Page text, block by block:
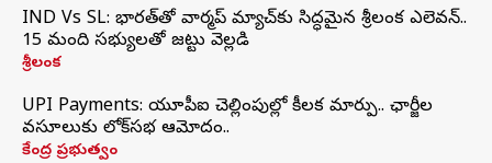
IND Vs SL: భారత్‌తో వార్మప్‌ మ్యాచ్‌కు సిద్ధమైన శ్రీలంక ఎలెవన్..
15 మంది సభ్యులతో జట్టు వెల్లడి
శ్రీలంక
UPI Payments: యూపీఐ చెల్లింపుల్లో కీలక మార్పు.. ఛార్జీల
వసూలుకు లోక్‌సభ ఆమోదం..
కేంద్ర ప్రభుత్వం